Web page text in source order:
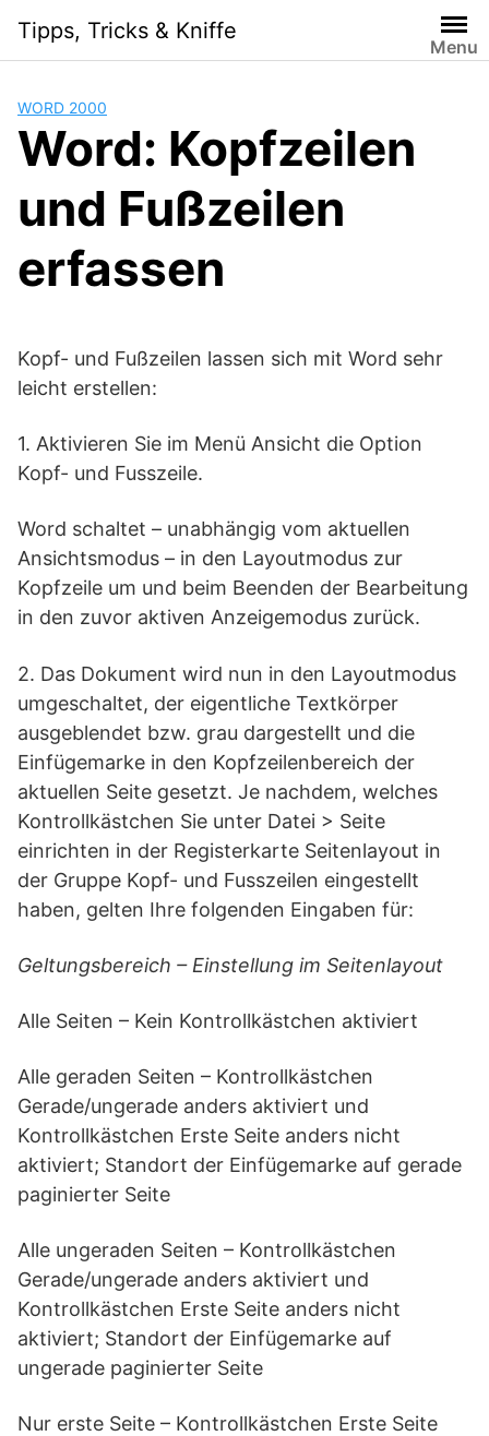
content
Tipps, Tricks & Kniffe
Menu
WORD 2000
Word: Kopfzeilen
und Fußzeilen
erfassen
Kopf- und Fußzeilen lassen sich mit Word sehr
leicht erstellen:
1. Aktivieren Sie im Menü Ansicht die Option
Kopf- und Fusszeile.
Word schaltet – unabhängig vom aktuellen
Ansichtsmodus – in den Layoutmodus zur
Kopfzeile um und beim Beenden der Bearbeitung
in den zuvor aktiven Anzeigemodus zurück.
2. Das Dokument wird nun in den Layoutmodus
umgeschaltet, der eigentliche Textkörper
ausgeblendet bzw. grau dargestellt und die
Einfügemarke in den Kopfzeilenbereich der
aktuellen Seite gesetzt. Je nachdem, welches
Kontrollkästchen Sie unter Datei > Seite
einrichten in der Registerkarte Seitenlayout in
der Gruppe Kopf- und Fusszeilen eingestellt
haben, gelten Ihre folgenden Eingaben für:
Geltungsbereich – Einstellung im Seitenlayout
Alle Seiten – Kein Kontrollkästchen aktiviert
Alle geraden Seiten – Kontrollkästchen
Gerade/ungerade anders aktiviert und
Kontrollkästchen Erste Seite anders nicht
aktiviert; Standort der Einfügemarke auf gerade
paginierter Seite
Alle ungeraden Seiten – Kontrollkästchen
Gerade/ungerade anders aktiviert und
Kontrollkästchen Erste Seite anders nicht
aktiviert; Standort der Einfügemarke auf
ungerade paginierter Seite
Nur erste Seite – Kontrollkästchen Erste Seite